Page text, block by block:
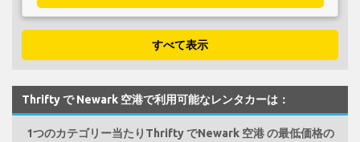
すべて表示
Thrifty で Newark 空港で利用可能なレンタカーは：
1つのカテゴリー当たりThrifty でNewark 空港 の最低価格の